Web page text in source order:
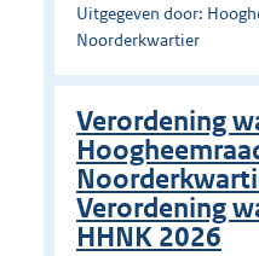
Uitgegeven door:
Noorderkwartier
Verordening
Verordening
HHNK 2026